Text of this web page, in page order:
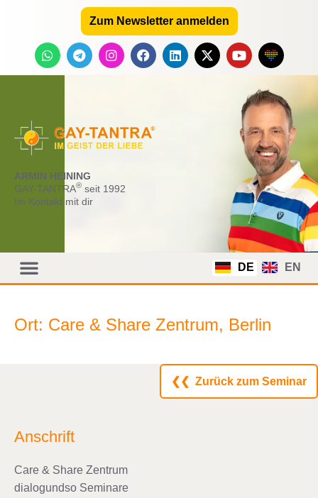
Zum Newsletter anmelden
ARMIN HEINING
GAY-TANTRA® seit 1992
Im Kontakt mit dir
DE EN
Ort: Care & Share Zentrum, Berlin
❮❮ Zurück zum Seminar
Anschrift
Care & Share Zentrum
dialogundso Seminare